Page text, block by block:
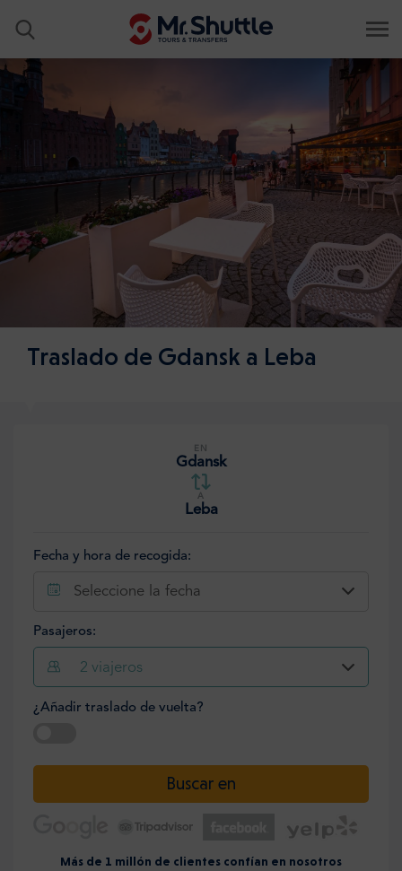
Traslado de Gdansk a Leba
EN
Gdansk
A
Leba
Fecha y hora de recogida:
Seleccione la fecha
Pasajeros:
2 viajeros
¿Añadir traslado de vuelta?
Buscar en
Más de 1 millón de clientes confían en nosotros